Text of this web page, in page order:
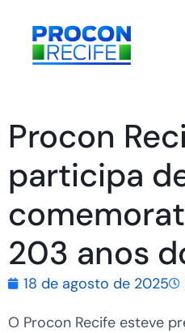
Procon
participa
203 anos
18 de agosto de 2025
O Procon Recife esteve